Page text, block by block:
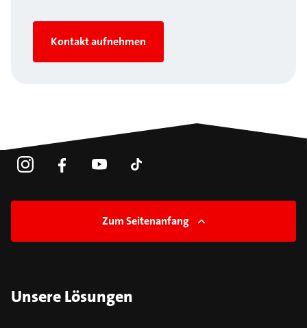
Kontakt aufnehmen
Zum Seitenanfang
Unsere Lösungen